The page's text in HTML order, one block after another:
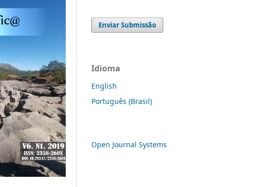
Enviar Submissão
Idioma
English
Português (Brasil)
Open Journal Systems